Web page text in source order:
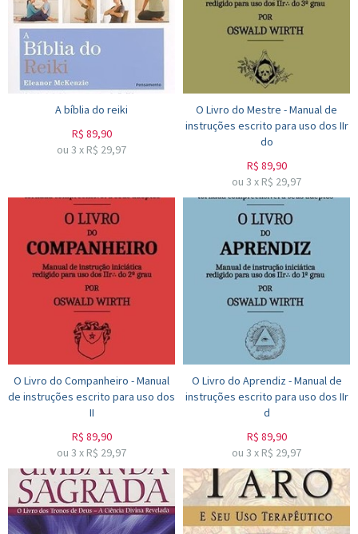
A bíblia do reiki
R$ 89,90
ou 3 x R$ 29,97
O Livro do Mestre - Manual de
instruções escrito para uso dos IIr
do
R$ 89,90
ou 3 x R$ 29,97
O Livro do Companheiro - Manual
de instruções escrito para uso dos
II
R$ 89,90
ou 3 x R$ 29,97
O Livro do Aprendiz - Manual de
instruções escrito para uso dos IIr
d
R$ 89,90
ou 3 x R$ 29,97